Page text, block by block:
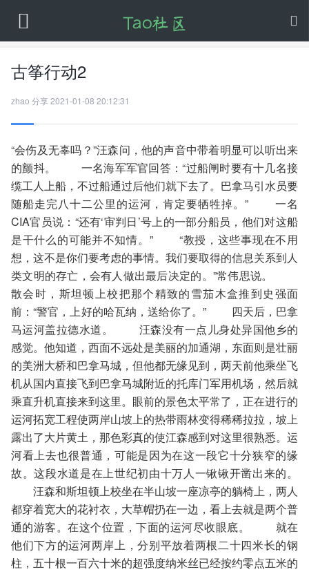
古筝行动2
zhao 分享2021-01-08 20:12:31
“会伤及无辜吗？”汪森问，他的声音中带着明显可以听出来
的颤抖。 一名海军军官回答：“过船闸时要有十几名接
缆工人上船，不过船通过后他们就下去了。巴拿马引水员要
随船走完八十二公里的运河，肯定要牺牲掉。” 一名
CIA官员说：“还有‘审判日’号上的一部分船员，他们对这船
是干什么的可能并不知情。” “教授，这些事现在不用
想，这不是你们要考虑的事情。我们要取得的信息关系到人
类文明的存亡，会有人做出最后决定的。”常伟思说。
散会时，斯坦顿上校把那个精致的雪茄木盒推到史强面
前：“警官，上好的哈瓦纳，送给你了。” 四天后，巴拿
马运河盖拉德水道。 汪森没有一点儿身处异国他乡的
感觉。他知道，西面不远处是美丽的加通湖，东面则是壮丽
的美洲大桥和巴拿马城，但他都无缘见到，两天前他乘坐飞
机从国内直接飞到巴拿马城附近的托库门军用机场，然后就
乘直升机直接来到这里。眼前的景色太平常了，正在进行的
运河拓宽工程使两岸山坡上的热带雨林变得稀稀拉拉，坡上
露出了大片黄土，那色彩真的使江森感到对这里很熟悉。运
河看上去也很普通，可能是因为在这一段它十分狭窄的缘
故。这段水道是在上世纪初由十万人一锹锹开凿出来的。
汪森和斯坦顿上校坐在半山坡一座凉亭的躺椅上，两人
都穿着宽大的花衬衣，大草帽扔在一边，看上去就是两个普
通的游客。在这个位置，下面的运河尽收眼底。 就在
他们下方的运河两岸上，分别平放着两根二十四米长的钢
柱，五十根一百六十米的超强度纳米丝已经按约零点五米的